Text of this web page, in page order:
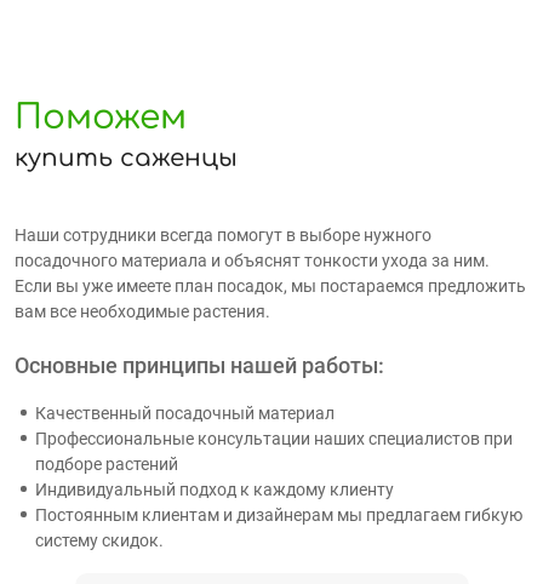
Поможем
купить саженцы
Наши сотрудники всегда помогут в выборе нужного
посадочного материала и объяснят тонкости ухода за ним.
Если вы уже имеете план посадок, мы постараемся предложить
вам все необходимые растения.
Основные принципы нашей работы:
Качественный посадочный материал
Профессиональные консультации наших специалистов при
подборе растений
Индивидуальный подход к каждому клиенту
Постоянным клиентам и дизайнерам мы предлагаем гибкую
систему скидок.